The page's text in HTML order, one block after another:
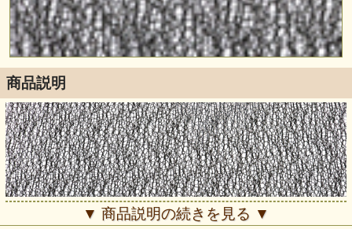
商品説明
▼ 商品説明の続きを見る ▼